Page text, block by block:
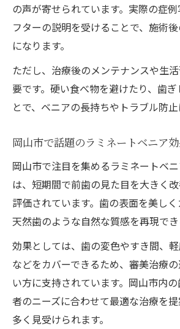
の声が寄せられています。実際の症
フターの説明を受けることで、施術
になります。
ただし、治療後のメンテナンスや生
要です。硬い食べ物を避けたり、歯
とで、ベニアの長持ちやトラブル防止
岡山市で話題のラミネートベニア
岡山市で注目を集めるラミネートベ
は、短期間で前歯の見た目を大きく
評価されています。歯の表面を美しく
天然歯のような自然な質感を再現でき
効果としては、歯の変色やすき間、
などをカバーできるため、審美治療
い方に支持されています。岡山市内
者のニーズに合わせて最適な治療を
多く見受けられます。